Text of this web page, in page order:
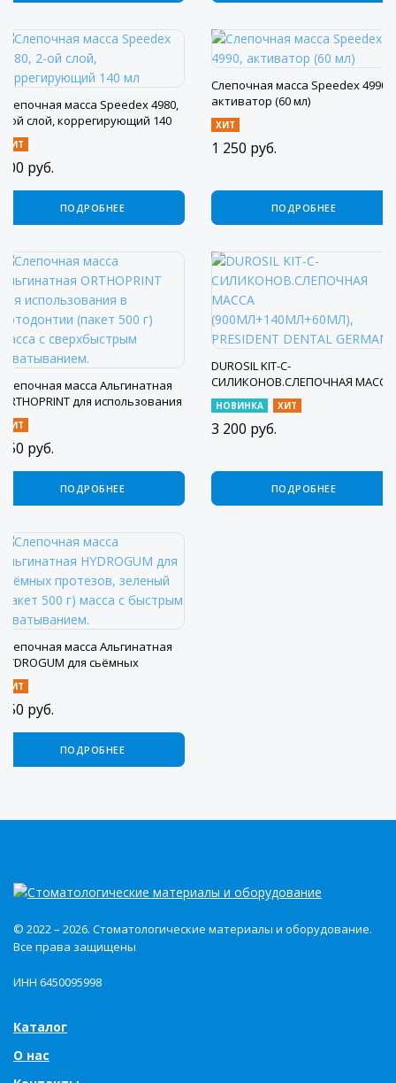
Слепочная масса Speedex 4980,
2-ой слой, коррегирующий 140
млХИТ
900 руб.
ПОДРОБНЕЕ
Слепочная масса Speedex 4990,
активатор (60 мл)
ХИТ
1 250 руб.
ПОДРОБНЕЕ
Слепочная масса Альгинатная
ORTHOPRINT для использования
в ортодонтии (пакет 500 г) масса
с сверхбыстрым схватыванием.
ХИТ
750 руб.
ПОДРОБНЕЕ
DUROSIL KIT-С-
СИЛИКОНОВ.СЛЕПОЧНАЯ МАССА
(900МЛ+140МЛ+60МЛ), PRESIDENT
DENTAL GERMANI
НОВИНКА ХИТ
3 200 руб.
ПОДРОБНЕЕ
Слепочная масса Альгинатная
HYDROGUM для сьёмных
протезов, зеленый (пакет 500 г)
масса с быстрым схватыванием.
ХИТ
750 руб.
ПОДРОБНЕЕ
© 2022 – 2026. Стоматологические материалы и оборудование.
Все права защищены
ИНН 6450095998
Каталог
О нас